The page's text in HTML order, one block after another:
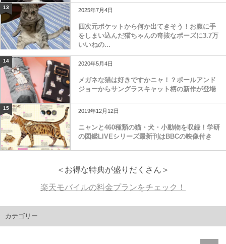
13 2025年7月4日
四次元ポケットから何か出てきそう！お腹に手
をしまい込んだ猫ちゃんの奇抜なポーズに3.7万
いいねの...
14 2020年5月4日
メガネな猫は好きですかニャ！？ポールアンド
ジョーからサングラスキャット柄の新作が登場
15 2019年12月12日
ニャンと460種類の猫・犬・小動物を収録！学研
の図鑑LIVEシリーズ最新刊はBBCの映像付き
＜お得な特典が盛りだくさん＞
楽天モバイルの料金プランをチェック！
カテゴリー